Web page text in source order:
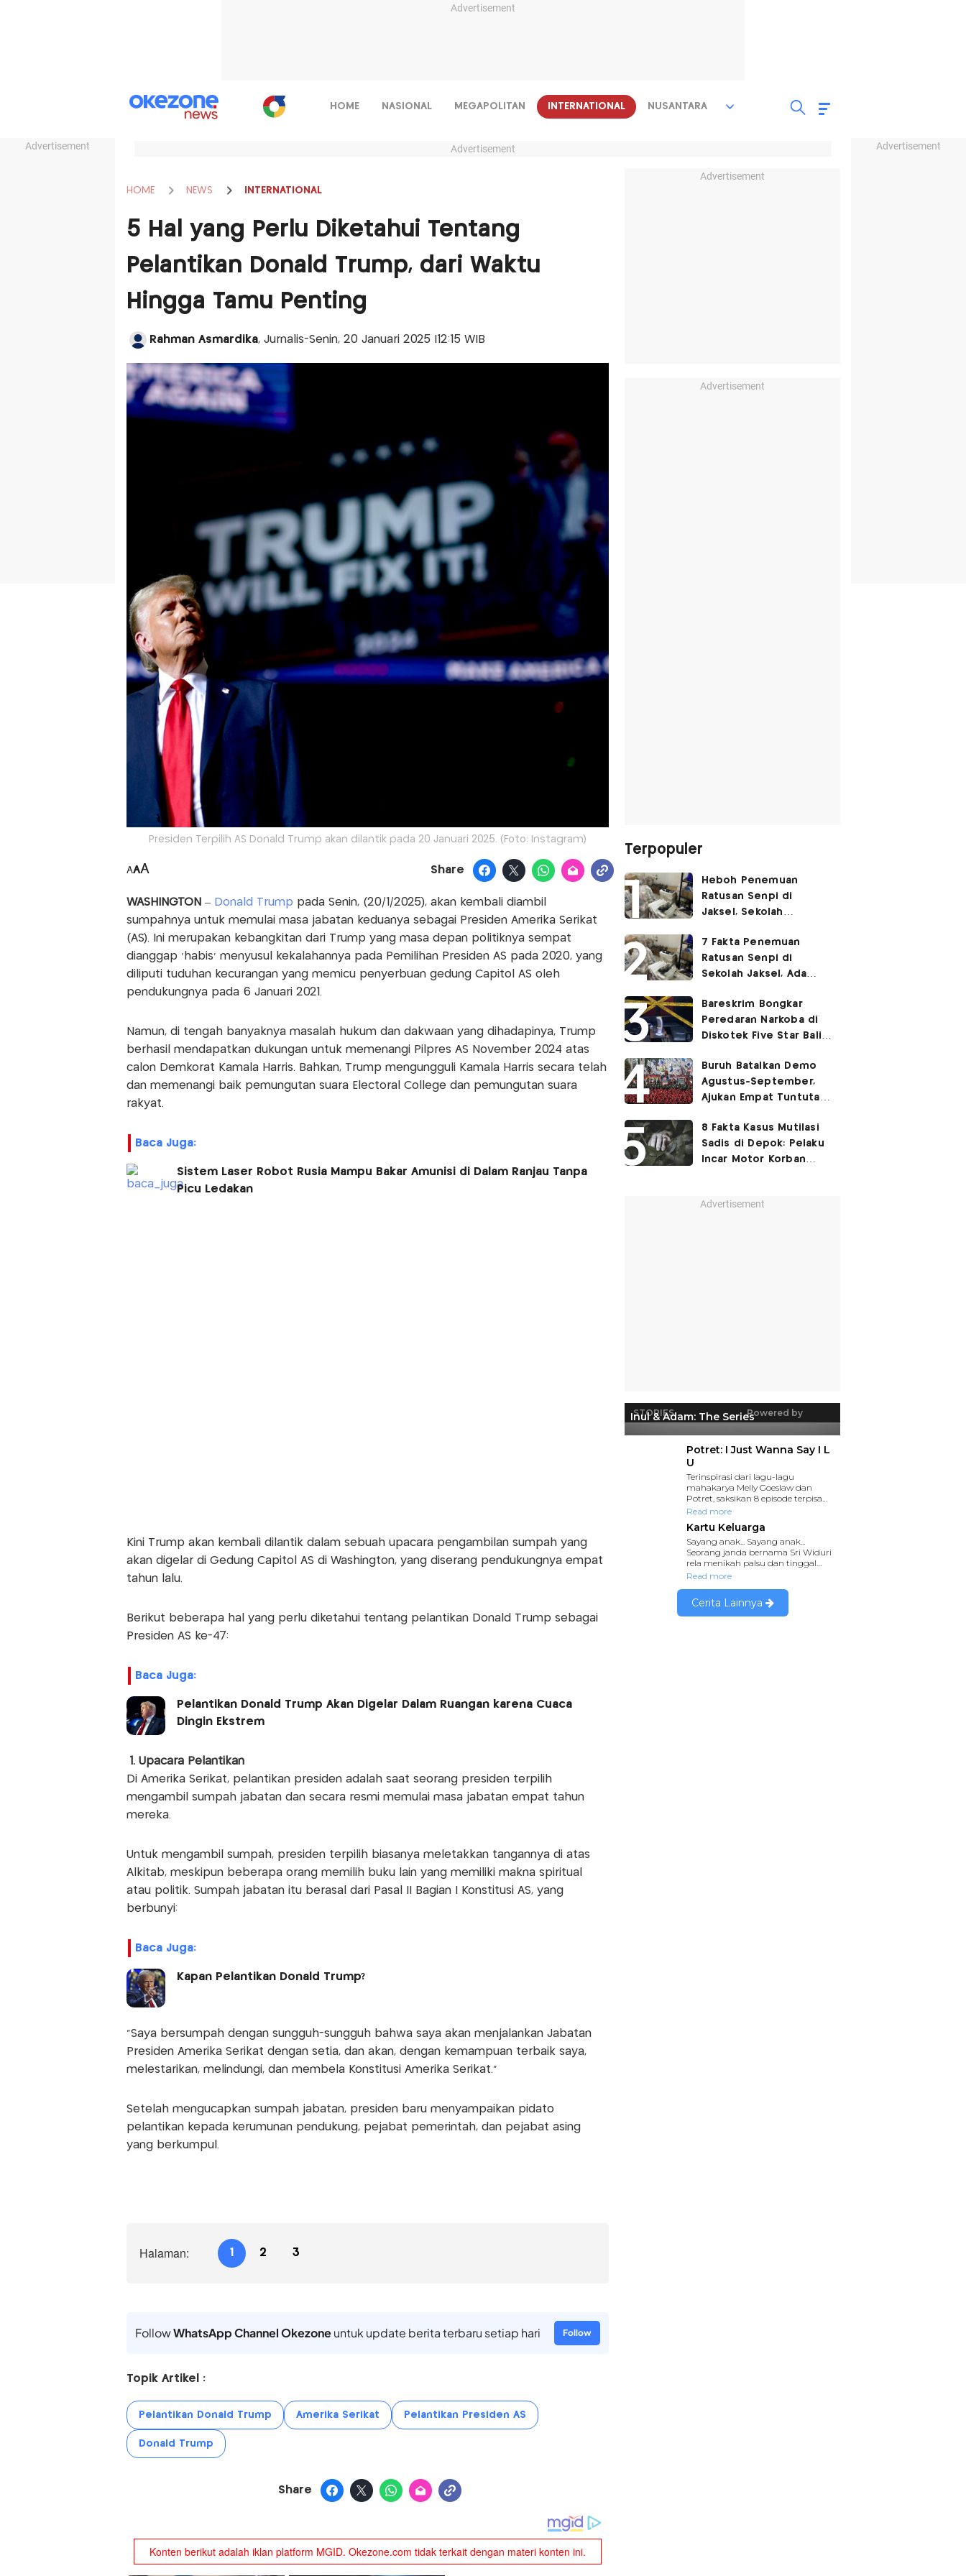
Advertisement
Advertisement Advertisement
HOME NASIONAL MEGAPOLITAN INTERNATIONAL NUSANTARA
Advertisement
HOME NEWS INTERNATIONAL
5 Hal yang Perlu Diketahui Tentang
Pelantikan Donald Trump, dari Waktu
Hingga Tamu Penting
Rahman Asmardika, Jurnalis-Senin, 20 Januari 2025 |12:15 WIB
Presiden Terpilih AS Donald Trump akan dilantik pada 20 Januari 2025. (Foto: Instagram)
AAA Share
WASHINGTON – Donald Trump pada Senin, (20/1/2025), akan kembali diambil
sumpahnya untuk memulai masa jabatan keduanya sebagai Presiden Amerika Serikat
(AS). Ini merupakan kebangkitan dari Trump yang masa depan politiknya sempat
dianggap ‘habis’ menyusul kekalahannya pada Pemilihan Presiden AS pada 2020, yang
diliputi tuduhan kecurangan yang memicu penyerbuan gedung Capitol AS oleh
pendukungnya pada 6 Januari 2021.
Namun, di tengah banyaknya masalah hukum dan dakwaan yang dihadapinya, Trump
berhasil mendapatkan dukungan untuk memenangi Pilpres AS November 2024 atas
calon Demkorat Kamala Harris. Bahkan, Trump mengungguli Kamala Harris secara telah
dan memenangi baik pemungutan suara Electoral College dan pemungutan suara
rakyat.
Baca Juga:
Sistem Laser Robot Rusia Mampu Bakar Amunisi di Dalam Ranjau Tanpa
Picu Ledakan
Kini Trump akan kembali dilantik dalam sebuah upacara pengambilan sumpah yang
akan digelar di Gedung Capitol AS di Washington, yang diserang pendukungnya empat
tahun lalu.
Berikut beberapa hal yang perlu diketahui tentang pelantikan Donald Trump sebagai
Presiden AS ke-47:
Baca Juga:
Pelantikan Donald Trump Akan Digelar Dalam Ruangan karena Cuaca
Dingin Ekstrem
1. Upacara Pelantikan
Di Amerika Serikat, pelantikan presiden adalah saat seorang presiden terpilih
mengambil sumpah jabatan dan secara resmi memulai masa jabatan empat tahun
mereka.
Untuk mengambil sumpah, presiden terpilih biasanya meletakkan tangannya di atas
Alkitab, meskipun beberapa orang memilih buku lain yang memiliki makna spiritual
atau politik. Sumpah jabatan itu berasal dari Pasal II Bagian I Konstitusi AS, yang
berbunyi:
Baca Juga:
Kapan Pelantikan Donald Trump?
“Saya bersumpah dengan sungguh-sungguh bahwa saya akan menjalankan Jabatan
Presiden Amerika Serikat dengan setia, dan akan, dengan kemampuan terbaik saya,
melestarikan, melindungi, dan membela Konstitusi Amerika Serikat.”
Setelah mengucapkan sumpah jabatan, presiden baru menyampaikan pidato
pelantikan kepada kerumunan pendukung, pejabat pemerintah, dan pejabat asing
yang berkumpul.
Halaman: 1 2 3
FollowWhatsApp Channel Okezoneuntuk update berita terbaru setiap hari Follow
Topik Artikel :
Pelantikan Donald Trump Amerika Serikat Pelantikan Presiden AS
Donald Trump
Share
Advertisement
Advertisement
Terpopuler
Heboh Penemuan
Ratusan Senpi di
Jaksel, Sekolah
Kegiatan Eskul
Menembak
7 Fakta Penemuan
Ratusan Senpi di
Sekolah Jaksel, Ada
Ruang Bunker
Bareskrim Bongkar
Peredaran Narkoba di
Diskotek Five Star Bali,
Buruh Batalkan Demo
Agustus-September,
Ajukan Empat Tuntutan
8 Fakta Kasus Mutilasi
Sadis di Depok: Pelaku
Incar Motor Korban
Advertisement